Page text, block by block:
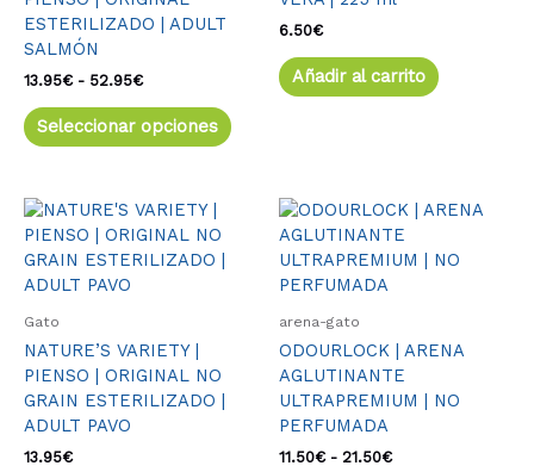
ESTERILIZADO | ADULT
SALMÓN
13.95€ - 52.95€
Seleccionar opciones
pueden
página
6.50€
Añadir al carrito
Gato
NATURE’S VARIETY |
PIENSO | ORIGINAL NO
GRAIN ESTERILIZADO |
ADULT PAVO
13.95€
producto
múltiples
opciones
pueden
arena-gato
ODOURLOCK | ARENA
AGLUTINANTE
ULTRAPREMIUM | NO
PERFUMADA
11.50€ - 21.50€
Rango
de
desde